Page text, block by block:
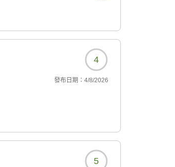
4
發布日期： 4/8/2026
5